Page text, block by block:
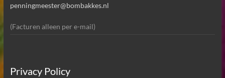
penningmeester@bombakkes.nl
(Facturen alleen per e-mail)
Privacy Policy